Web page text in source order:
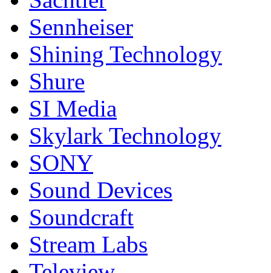
Sennheiser
Shining Technology
Shure
SI Media
Skylark Technology
SONY
Sound Devices
Soundcraft
Stream Labs